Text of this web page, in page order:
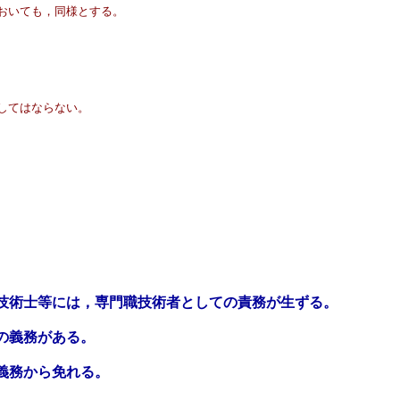
ても，同様とする。
はならない。
士等には，専門職技術者としての責務が生ずる。
務がある。
から免れる。